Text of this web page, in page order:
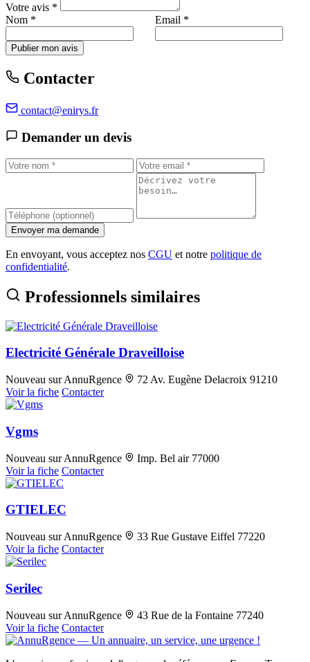
Votre avis *
Nom *
Email *
Publier mon avis
Contacter
contact@enirys.fr
Demander un devis
Envoyer ma demande
En envoyant, vous acceptez nos CGU et notre politique de
confidentialité.
Professionnels similaires
Electricité Générale Draveilloise
Nouveau sur AnnuRgence
72 Av. Eugène Delacroix 91210
Voir la fiche Contacter
Vgms
Nouveau sur AnnuRgence
Imp. Bel air 77000
Voir la fiche Contacter
GTIELEC
Nouveau sur AnnuRgence
33 Rue Gustave Eiffel 77220
Voir la fiche Contacter
Serilec
Nouveau sur AnnuRgence
43 Rue de la Fontaine 77240
Voir la fiche Contacter